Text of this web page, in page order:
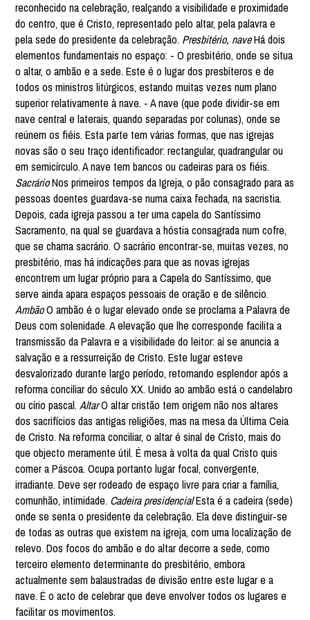
reconhecido na celebração, realçando a visibilidade e proximidade
do centro, que é Cristo, representado pelo altar, pela palavra e
pela sede do presidente da celebração. Presbitério, naveHá dois
elementos fundamentais no espaço: - O presbitério, onde se situa
o altar, o ambão e a sede. Este é o lugar dos presbíteros e de
todos os ministros litúrgicos, estando muitas vezes num plano
superior relativamente à nave. - A nave (que pode dividir-se em
nave central e laterais, quando separadas por colunas), onde se
reúnem os fiéis. Esta parte tem várias formas, que nas igrejas
novas são o seu traço identificador: rectangular, quadrangular ou
em semicírculo. A nave tem bancos ou cadeiras para os fiéis.
SacrárioNos primeiros tempos da Igreja, o pão consagrado para as
pessoas doentes guardava-se numa caixa fechada, na sacristia.
Depois, cada igreja passou a ter uma capela do Santíssimo
Sacramento, na qual se guardava a hóstia consagrada num cofre,
que se chama sacrário. O sacrário encontrar-se, muitas vezes, no
presbitério, mas há indicações para que as novas igrejas
encontrem um lugar próprio para a Capela do Santíssimo, que
serve ainda apara espaços pessoais de oração e de silêncio.
AmbãoO ambão é o lugar elevado onde se proclama a Palavra de
Deus com solenidade. A elevação que lhe corresponde facilita a
transmissão da Palavra e a visibilidade do leitor: aí se anuncia a
salvação e a ressurreição de Cristo. Este lugar esteve
desvalorizado durante largo período, retomando esplendor após a
reforma conciliar do século XX. Unido ao ambão está o candelabro
ou círio pascal.AltarO altar cristão tem origem não nos altares
dos sacrifícios das antigas religiões, mas na mesa da Última Ceia
de Cristo. Na reforma conciliar, o altar é sinal de Cristo, mais do
que objecto meramente útil. É mesa à volta da qual Cristo quis
comer a Páscoa. Ocupa portanto lugar focal, convergente,
irradiante. Deve ser rodeado de espaço livre para criar a família,
comunhão, intimidade. Cadeira presidencialEsta é a cadeira (sede)
onde se senta o presidente da celebração. Ela deve distinguir-se
de todas as outras que existem na igreja, com uma localização de
relevo. Dos focos do ambão e do altar decorre a sede, como
terceiro elemento determinante do presbitério, embora
actualmente sem balaustradas de divisão entre este lugar e a
nave. É o acto de celebrar que deve envolver todos os lugares e
facilitar os movimentos.